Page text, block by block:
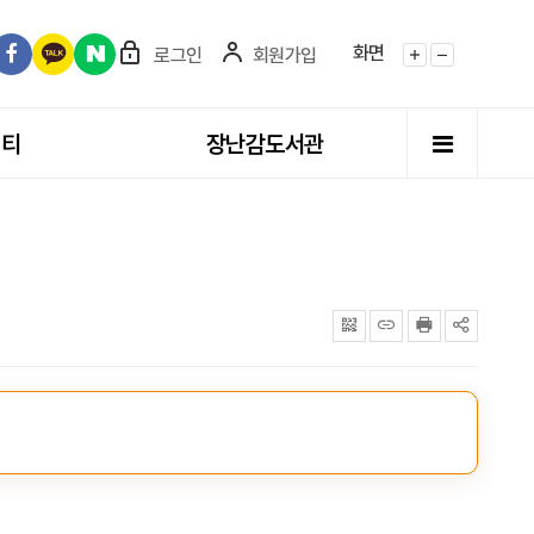
로그인 회원가입
화면
화면확대화면축소
장난감도서관 전체메
QRcode주소복사프린터